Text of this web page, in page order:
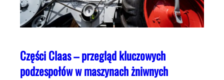
Części Claas – przegląd kluczowych
podzespołów w maszynach żniwnych